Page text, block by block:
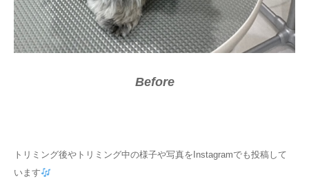
Before
After
トリミング後やトリミング中の様子や写真をInstagramでも投稿して
います